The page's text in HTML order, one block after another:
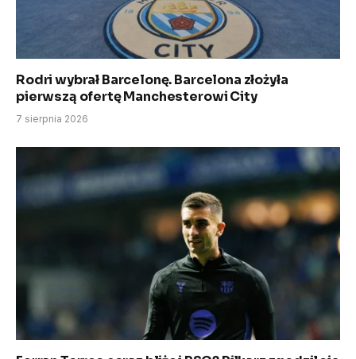
Rodri wybrał Barcelonę. Barcelona złożyła
pierwszą ofertę Manchesterowi City
7 sierpnia 2026